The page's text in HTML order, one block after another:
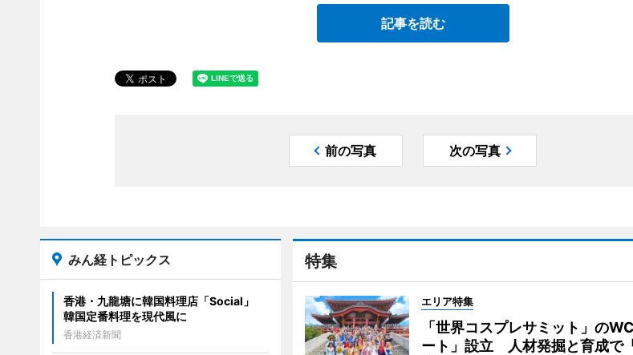
記事を読む
前の写真 次の写真
特集
エリア特集
「世界コスプレサミット」の
ート」設立 人材発掘と育成で
みん経トピックス
香港・九龍塘に韓国料理店「Social」
韓国定番料理を現代風に
香港経済新聞